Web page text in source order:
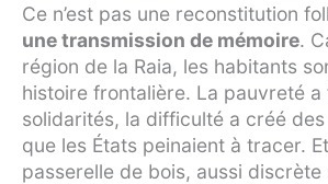
Ce n’est pas une reconstitution
une transmission de mémoire.
région de la Raia, les habitants
histoire frontalière. La pauvreté
solidarités, la difficulté a créé
que les États peinaient à tracer.
passerelle de bois, aussi